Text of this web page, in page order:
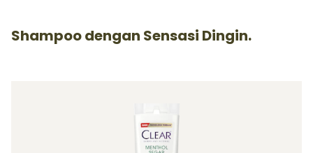
Shampoo dengan Sensasi Dingin.